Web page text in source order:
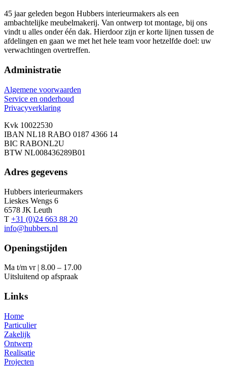
45 jaar geleden begon Hubbers interieurmakers als een
ambachtelijke meubelmakerij. Van ontwerp tot montage, bij ons
vindt u alles onder één dak. Hierdoor zijn er korte lijnen tussen de
afdelingen en gaan we met het hele team voor hetzelfde doel: uw
verwachtingen overtreffen.
Administratie
Algemene voorwaarden
Service en onderhoud
Privacyverklaring
Kvk 10022530
IBAN NL18 RABO 0187 4366 14
BIC RABONL2U
BTW NL008436289B01
Adres gegevens
Hubbers interieurmakers
Lieskes Wengs 6
6578 JK Leuth
T +31 (0)24 663 88 20
info@hubbers.nl
Openingstijden
Ma t/m vr | 8.00 – 17.00
Uitsluitend op afspraak
Links
Home
Particulier
Zakelijk
Ontwerp
Realisatie
Projecten